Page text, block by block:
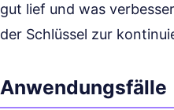
gut lief und was
der Schlüssel zur
Anwendungsfälle